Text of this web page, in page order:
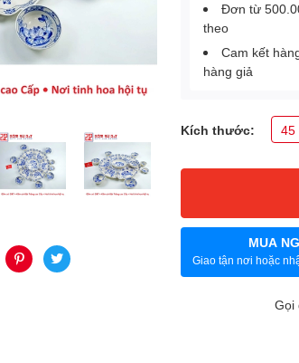
Đơn từ
theo
Cam kết
hàng giả
Kích thước: 45
MUA
Giao tận nơi hoặc
Gọi